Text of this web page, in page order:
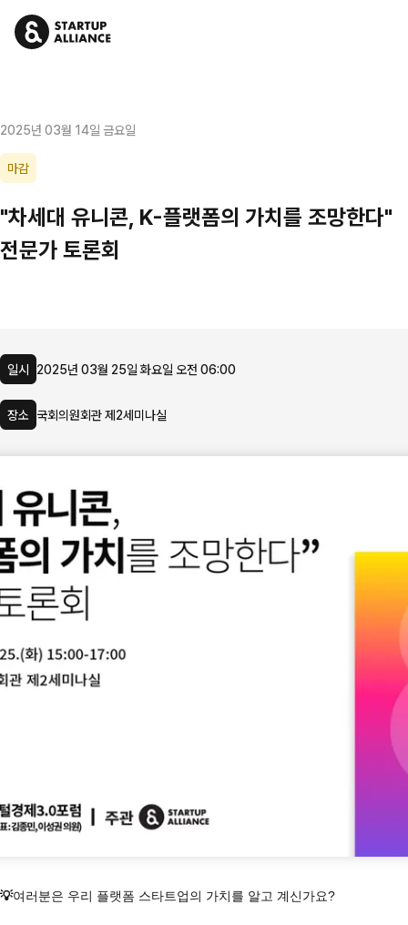
2025년 03월 14일 금요일
마감
"차세대 유니콘, K-플랫폼의 가치를 조망한다"
전문가 토론회
일시 2025년 03월 25일 화요일 오전 06:00
장소 국회의원회관 제2세미나실
💡여러분은 우리 플랫폼 스타트업의 가치를 알고 계신가요?